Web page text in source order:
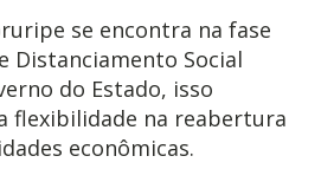
se encontra na fase
Distanciamento Social
do Estado, isso
flexibilidade na reabertura
econômicas.